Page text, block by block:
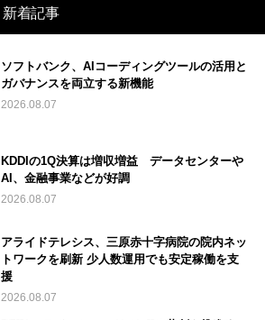
新着記事
ソフトバンク、AIコーディングツールの活用と
ガバナンスを両立する新機能
2026.08.07
KDDIの1Q決算は増収増益 データセンターや
AI、金融事業などが好調
2026.08.07
アライドテレシス、三原赤十字病院の院内ネッ
トワークを刷新 少人数運用でも安定稼働を支
援
2026.08.07